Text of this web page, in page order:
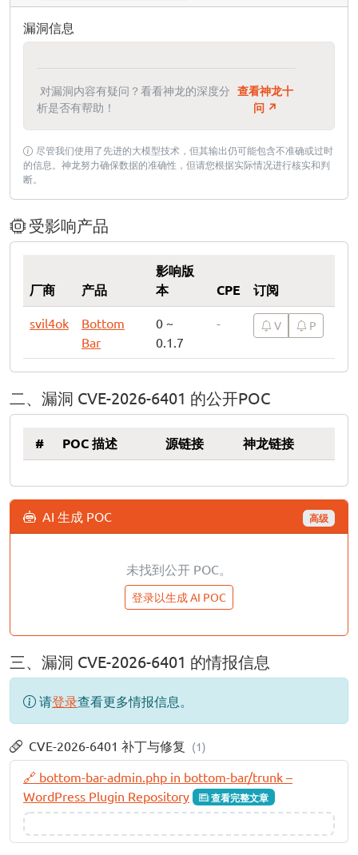
漏洞信息
对漏洞内容有疑问？看看神龙的深度分
析是否有帮助！
查看神龙十
问 ↗
尽管我们使用了先进的大模型技术，但其输出仍可能包含不准确或过时
的信息。神龙努力确保数据的准确性，但请您根据实际情况进行核实和判
断。
受影响产品
厂商 产品
影响版
本
CPE 订阅
svil4ok
Bottom
Bar
0 ~
0.1.7
- V P
二、漏洞 CVE-2026-6401 的公开POC
# POC 描述 源链接 神龙链接
AI 生成 POC 高级
未找到公开 POC。
登录以生成 AI POC
三、漏洞 CVE-2026-6401 的情报信息
请登录查看更多情报信息。
CVE-2026-6401 补丁与修复 (1)
🔗 bottom-bar-admin.php in bottom-bar/trunk –
WordPress Plugin Repository
查看完整文章